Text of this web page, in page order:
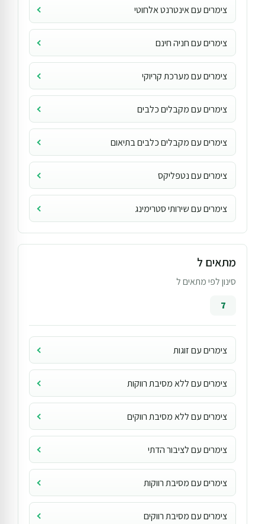
צימרים עם אינטרנט אלחוטי
צימרים עם חניה חינם
צימרים עם מערכת קריוקי
צימרים עם מקבלים כלבים
צימרים עם מקבלים כלבים בתיאום
צימרים עם נטפליקס
צימרים עם שירותי סטרימינג
מתאים ל
סינון לפי מתאים ל
7
צימרים עם זוגות
צימרים עם ללא מסיבת רווקות
צימרים עם ללא מסיבת רווקים
צימרים עם לציבור הדתי
צימרים עם מסיבת רווקות
צימרים עם מסיבת רווקים